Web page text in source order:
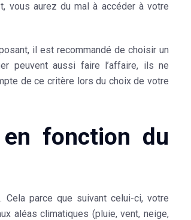
vous aurez du mal à accéder à votre
il est recommandé de choisir un
peuvent aussi faire l’affaire, ils ne
de ce critère lors du choix de votre
fonction du
. Cela parce que suivant celui-ci, votre
aléas climatiques (pluie, vent, neige,